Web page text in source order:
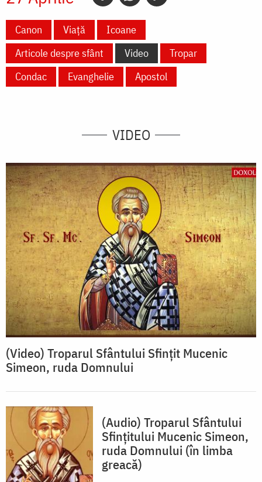
Canon Viață
Icoane
Articole despre sfânt
Video
Tropar
Condac
Evanghelie Apostol
VIDEO
(Video) Troparul Sfântului Sfințit Mucenic
Simeon, ruda Domnului
(Audio) Troparul Sfântului
Sfinţitului Mucenic Simeon,
ruda Domnului (în limba
greacă)